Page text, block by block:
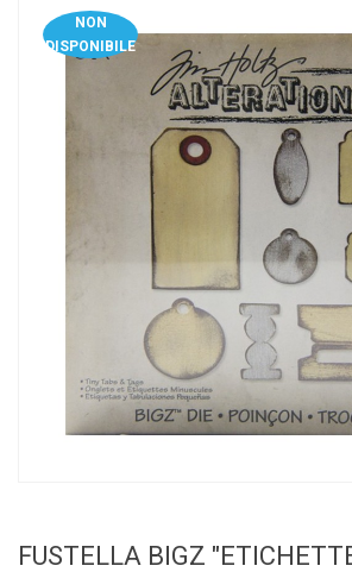
NON
DISPONIBILE
FUSTELLA BIGZ